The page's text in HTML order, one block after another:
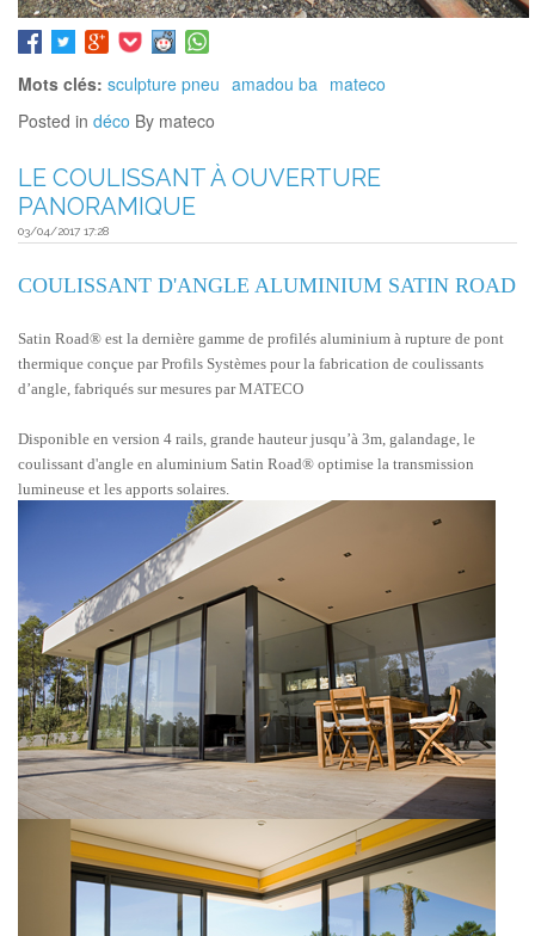
Mots clés: sculpture pneu amadou ba mateco
Posted in déco By mateco
LE COULISSANT À OUVERTURE
PANORAMIQUE
03/04/2017 17:28
COULISSANT D'ANGLE ALUMINIUM SATIN ROAD
Satin Road® est la dernière gamme de profilés aluminium à rupture de pont
thermique conçue par Profils Systèmes pour la fabrication de coulissants
d’angle, fabriqués sur mesures par MATECO
Disponible en version 4 rails, grande hauteur jusqu’à 3m, galandage, le
coulissant d'angle en aluminium Satin Road® optimise la transmission
lumineuse et les apports solaires.